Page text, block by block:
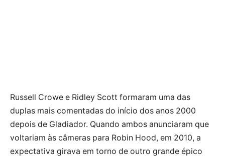
Russell Crowe e Ridley Scott formaram uma das
duplas mais comentadas do início dos anos 2000
depois de Gladiador. Quando ambos anunciaram que
voltariam às câmeras para Robin Hood, em 2010, a
expectativa girava em torno de outro grande épico